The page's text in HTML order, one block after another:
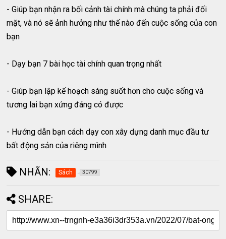
- Giúp bạn nhận ra bối cảnh tài chính mà chúng ta phải đối
mặt, và nó sẽ ảnh hưởng như thế nào đến cuộc sống của con
bạn
- Dạy bạn 7 bài học tài chính quan trọng nhất
- Giúp bạn lập kế hoạch sáng suốt hơn cho cuộc sống và
tương lai bạn xứng đáng có được
- Hướng dẫn bạn cách dạy con xây dựng danh mục đầu tư
bất động sản của riêng mình
NHÃN: Sách 30799
SHARE: